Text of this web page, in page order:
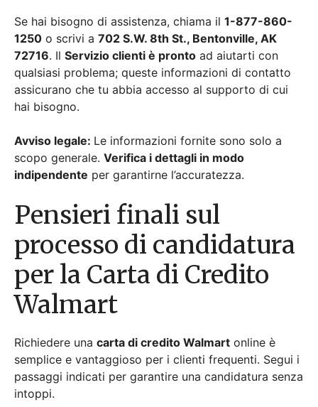
Se hai bisogno di assistenza, chiama il 1-877-860-
1250 o scrivi a 702 S.W. 8th St., Bentonville, AK
72716. Il Servizio clienti è pronto ad aiutarti con
qualsiasi problema; queste informazioni di contatto
assicurano che tu abbia accesso al supporto di cui
hai bisogno.
Avviso legale: Le informazioni fornite sono solo a
scopo generale. Verifica i dettagli in modo
indipendente per garantirne l’accuratezza.
Pensieri finali sul
processo di candidatura
per la Carta di Credito
Walmart
Richiedere una carta di credito Walmart online è
semplice e vantaggioso per i clienti frequenti. Segui i
passaggi indicati per garantire una candidatura senza
intoppi.